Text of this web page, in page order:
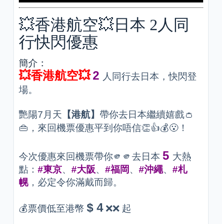
💥香港航空💥日本 2人同
行快閃優惠
簡介：
💥香港航空💥2 人同行去日本，快閃登
場。
艷陽7月天 【港航】 帶你去日本繼續嬉戲👛
👜，來回機票優惠平到你唔信👏👍💰😮！
今次優惠來回機票帶你🫵🫵去日本 5 大熱
點： #東京、 #大阪、 #福岡 、 #沖繩、 #札
幌，必定令你滿戴而歸。
💰票價低至港幣 $ 4❌❌ 起